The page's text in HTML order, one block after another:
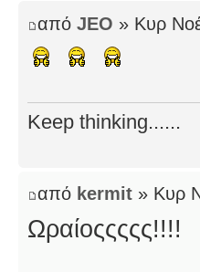
από JEO » Κυρ
Keep thinking......
από kermit » Κυρ
Ωραίοςςςςς!!!!